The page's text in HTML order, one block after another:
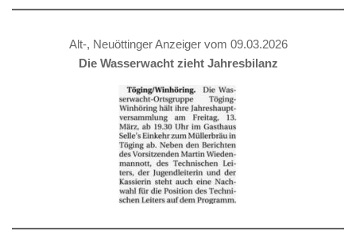
Alt-, Neuöttinger Anzeiger vom 09.03.2026
Die Wasserwacht zieht Jahresbilanz